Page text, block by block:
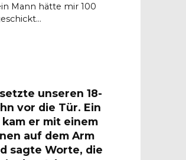
Mann hätte mir 100
unseren 18-
vor die Tür. Ein
er mit einem
auf dem Arm
sagte Worte, die